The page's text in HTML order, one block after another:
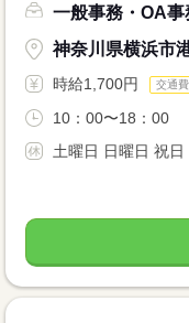
一般事務・OA事
神奈川県横浜市
時給1,700円 交通
10：00〜18：00
土曜日 日曜日 祝日